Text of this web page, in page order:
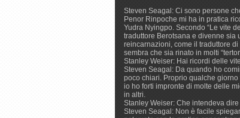
Steven Seagal: Ci sono persone
Penor Rinpoche mi ha in pratica
Yudra Nyingpo. Secondo “Le vite
traduttore Berotsana e divenne sia
reincarnazioni, come il traduttore
sembra che sia rinato in molti
Stanley Weiser: Hai ricordi delle
Steven Seagal: Da quando ho
poco chiari. Proprio qualche
io ho forti impronte di molte delle
in altri.
Stanley Weiser: Che intendeva
Steven Seagal: Non è facile